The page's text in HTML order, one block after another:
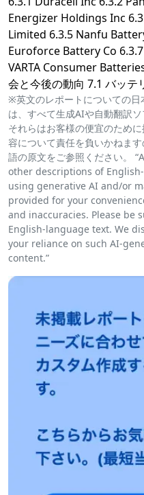
Energizer Holdings Inc
Limited 6.3.5 Nanfu
Euroforce Battery Co
VARTA Consumer
会と今後の動向 7.1 バッテ
※英文のレポートについての
は、すべて生成AIや自動翻訳
それらはお客様の便宜のため
容について責任を負いかねま
語の原文をご参照ください。
other descriptions of
using generative AI and/or
provided for your
and inaccuracies. Please be
English-language text. We
your reliance on such AI-
content.”